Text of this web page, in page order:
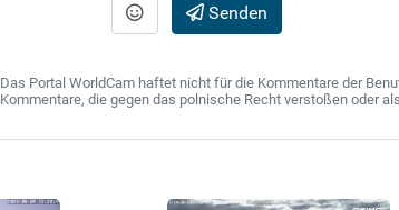
Senden
Das Portal WorldCam haftet nicht für die Kommentare der
Kommentare, die gegen das polnische Recht verstoßen oder